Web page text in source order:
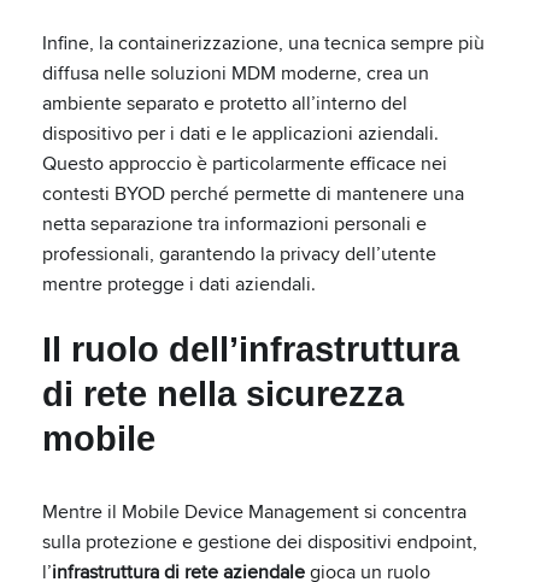
Infine, la containerizzazione, una tecnica sempre più
diffusa nelle soluzioni MDM moderne, crea un
ambiente separato e protetto all’interno del
dispositivo per i dati e le applicazioni aziendali.
Questo approccio è particolarmente efficace nei
contesti BYOD perché permette di mantenere una
netta separazione tra informazioni personali e
professionali, garantendo la privacy dell’utente
mentre protegge i dati aziendali.
Il ruolo dell’infrastruttura
di rete nella sicurezza
mobile
Mentre il Mobile Device Management si concentra
sulla protezione e gestione dei dispositivi endpoint,
l’infrastruttura di rete aziendalegioca un ruolo